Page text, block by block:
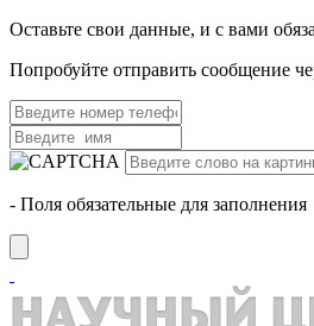
Оставьте свои данные, и с вами
Попробуйте отправить сообщение
- Поля обязательные для заполнения